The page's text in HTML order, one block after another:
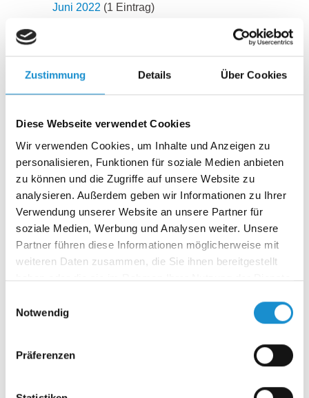
Zustimmung Details Über Cookies
Diese Webseite verwendet Cookies
Wir verwenden Cookies, um Inhalte und Anzeigen zu
personalisieren, Funktionen für soziale Medien anbieten
zu können und die Zugriffe auf unsere Website zu
analysieren. Außerdem geben wir Informationen zu Ihrer
Verwendung unserer Website an unsere Partner für
soziale Medien, Werbung und Analysen weiter. Unsere
Partner führen diese Informationen möglicherweise mit
weiteren Daten zusammen, die Sie ihnen bereitgestellt
haben oder die sie im Rahmen Ihrer Nutzung der Dienste
Notwendig
Präferenzen
Juni 2022 (1 Eintrag)
März 2022(1 Eintrag)
2021
Juli 2021(1 Eintrag)
Juni 2021
(1 Eintrag)
April 2021 (1 Eintrag)
2020
Oktober 2020
(1 Eintrag)
September 2020 (1 Eintrag)
August 2020 (1 Eintrag)
Juli 2020
(1 Eintrag)
Juni 2020
Dezember 2019
August 2019